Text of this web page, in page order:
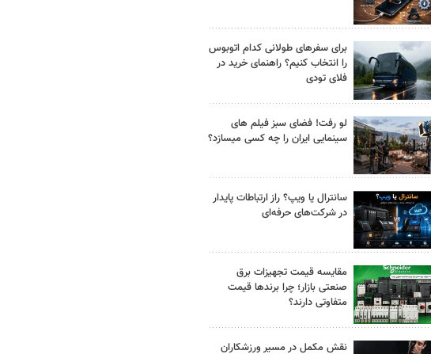
برای سفرهای طولانی کدام اتوبوس
را انتخاب کنیم؟ راهنمای خرید در
فلای تودی
لو رفت! فضای سبز فیلم های
سینمایی ایران را چه کسی میسازد؟
سانترال یا ویپ؟ راز ارتباطات پایدار
در شرکت‌های حرفه‌ای
مقایسه قیمت تجهیزات برق
صنعتی بازار؛ چرا برندها قیمت
متفاوتی دارند؟
نقش مکمل در مسیر ورزشکاران